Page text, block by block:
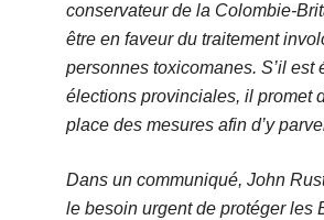
conservateur de la Colombie-
être en faveur du traitement
personnes toxicomanes. S’il est
élections provinciales, il promet
place des mesures afin d’y
Dans un communiqué, John
le besoin urgent de protéger les